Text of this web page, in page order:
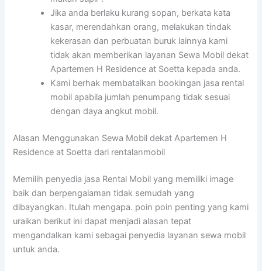
Jika anda berlaku kurang sopan, berkata kata
kasar, merendahkan orang, melakukan tindak
kekerasan dan perbuatan buruk lainnya kami
tidak akan memberikan layanan Sewa Mobil dekat
Apartemen H Residence at Soetta kepada anda.
Kami berhak membatalkan bookingan jasa rental
mobil apabila jumlah penumpang tidak sesuai
dengan daya angkut mobil.
Alasan Menggunakan Sewa Mobil dekat Apartemen H
Residence at Soetta dari rentalanmobil
Memilih penyedia jasa Rental Mobil yang memiliki image
baik dan berpengalaman tidak semudah yang
dibayangkan. Itulah mengapa. poin poin penting yang kami
uraikan berikut ini dapat menjadi alasan tepat
mengandalkan kami sebagai penyedia layanan sewa mobil
untuk anda.